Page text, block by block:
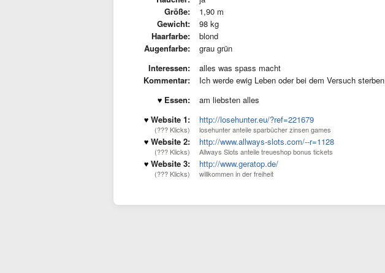
Größe:
1,90 m
Gewicht:
98 kg
Haarfarbe:
blond
Augenfarbe:
grau grün
Interessen:
alles was spass macht
Kommentar:
Ich werde ewig Leben oder bei dem Versuch sterben
Essen:
am liebsten alles
Website 1:
(??? Klicks)
http://losehunter.eu/?ref=221679
losehunter anteile sparbücher zinsen games
Website 2:
(??? Klicks)
http://www.allways-slots.com/--r=1128
Allways Slots anteile treueshop bonus tickets
Website 3:
(??? Klicks)
http://www.geratop.de/
willkommen in der freiheit